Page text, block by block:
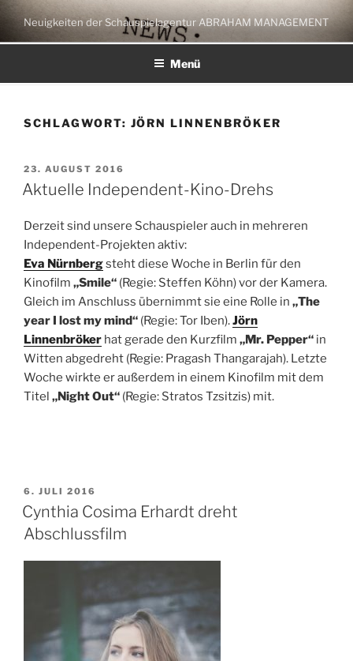
Zum
Inhalt
springen
Neuigkeiten der Schauspielagentur ABRAHAM MANAGEMENT
Menü
SCHLAGWORT: JÖRN LINNENBRÖKER
VERÖFFENTLICHT
AM
23. AUGUST 2016
Aktuelle Independent-Kino-Drehs
Derzeit sind unsere Schauspieler auch in mehreren
Independent-Projekten aktiv:
Eva Nürnbergsteht diese Woche in Berlin für den
Kinofilm „Smile“ (Regie: Steffen Köhn) vor der Kamera.
Gleich im Anschluss übernimmt sie eine Rolle in „The
year I lost my mind“ (Regie: Tor Iben).Jörn
Linnenbröker hat gerade den Kurzfilm „Mr. Pepper“ in
Witten abgedreht (Regie: Pragash Thangarajah). Letzte
Woche wirkte er außerdem in einem Kinofilm mit dem
Titel „Night Out“ (Regie: Stratos Tzsitzis) mit.
VERÖFFENTLICHT
AM
6. JULI 2016
Cynthia Cosima Erhardt dreht
Abschlussfilm